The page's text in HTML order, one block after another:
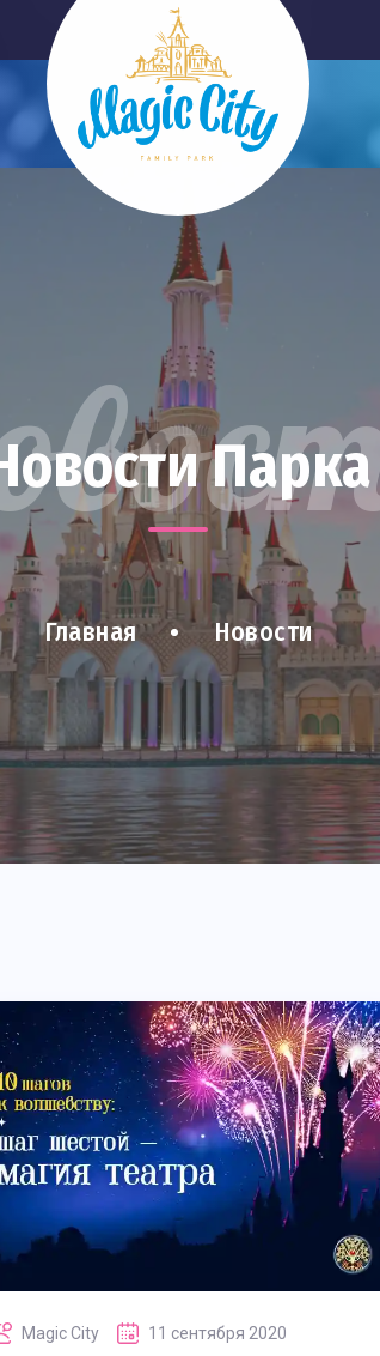
Парка
Главная Новости
Magic Сity 11 сентября 2020